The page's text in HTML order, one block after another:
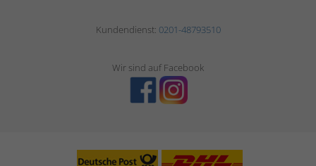
Kundendienst: 0201-48793510
Wir sind auf Facebook